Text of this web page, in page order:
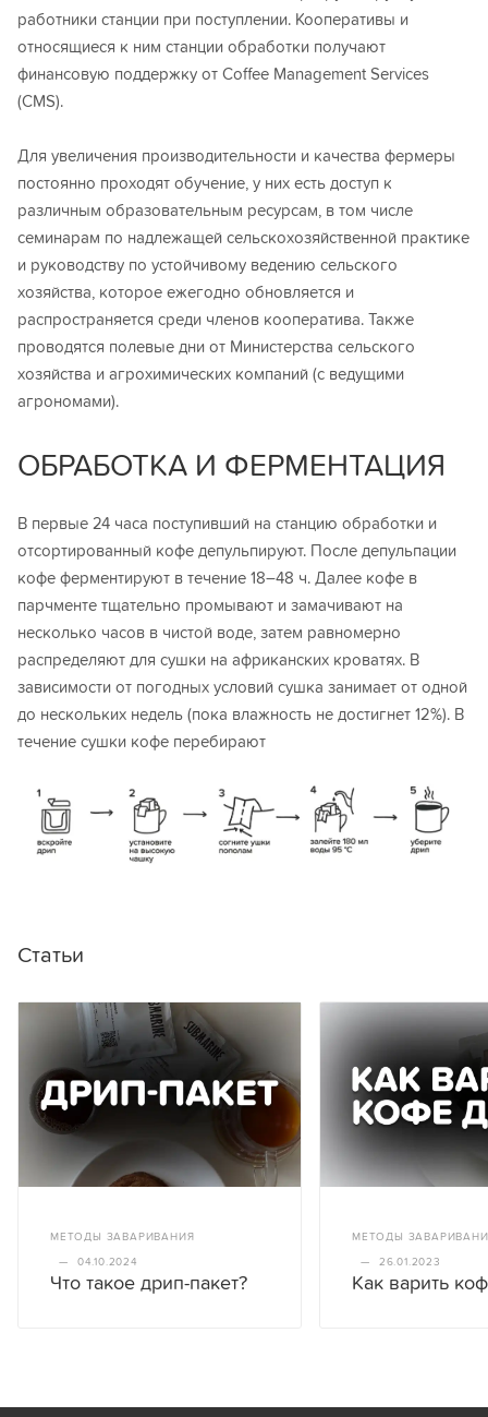
работники станции при поступлении. Кооперативы и
относящиеся к ним станции обработки получают
финансовую поддержку от Coffee Management Services
(CMS).
Для увеличения производительности и качества фермеры
постоянно проходят обучение, у них есть доступ к
различным образовательным ресурсам, в том числе
семинарам по надлежащей сельскохозяйственной практике
и руководству по устойчивому ведению сельского
хозяйства, которое ежегодно обновляется и
распространяется среди членов кооператива. Также
проводятся полевые дни от Министерства сельского
хозяйства и агрохимических компаний (с ведущими
агрономами).
ОБРАБОТКА И ФЕРМЕНТАЦИЯ
В первые 24 часа поступивший на станцию обработки и
отсортированный кофе депульпируют. После депульпации
кофе ферментируют в течение 18–48 ч. Далее кофе в
парчменте тщательно промывают и замачивают на
несколько часов в чистой воде, затем равномерно
распределяют для сушки на африканских кроватях. В
зависимости от погодных условий сушка занимает от одной
до нескольких недель (пока влажность не достигнет 12%). В
течение сушки кофе перебирают
Статьи
МЕТОДЫ ЗАВАРИВАНИЯ
— 04.10.2024
Что такое дрип-пакет?
МЕТОДЫ
— 26.01.2023
Как варить